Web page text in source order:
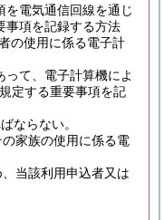
を電気通信回線を通じ
事項を記録する方法
の使用に係る電子計
て、電子計算機によ
定する重要事項を記
ならない。
家族の使用に係る電
当該利用申込者又は